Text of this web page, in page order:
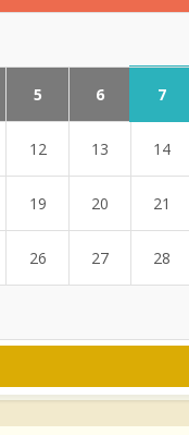
5 6 7
12 13 14
19 20 21
26 27 28